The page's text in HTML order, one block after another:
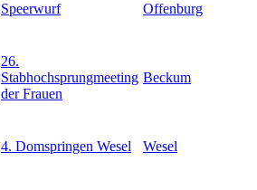
Speerwurf Offenburg
26.
Stabhochsprungmeeting
der Frauen
Beckum
4. Domspringen Wesel Wesel